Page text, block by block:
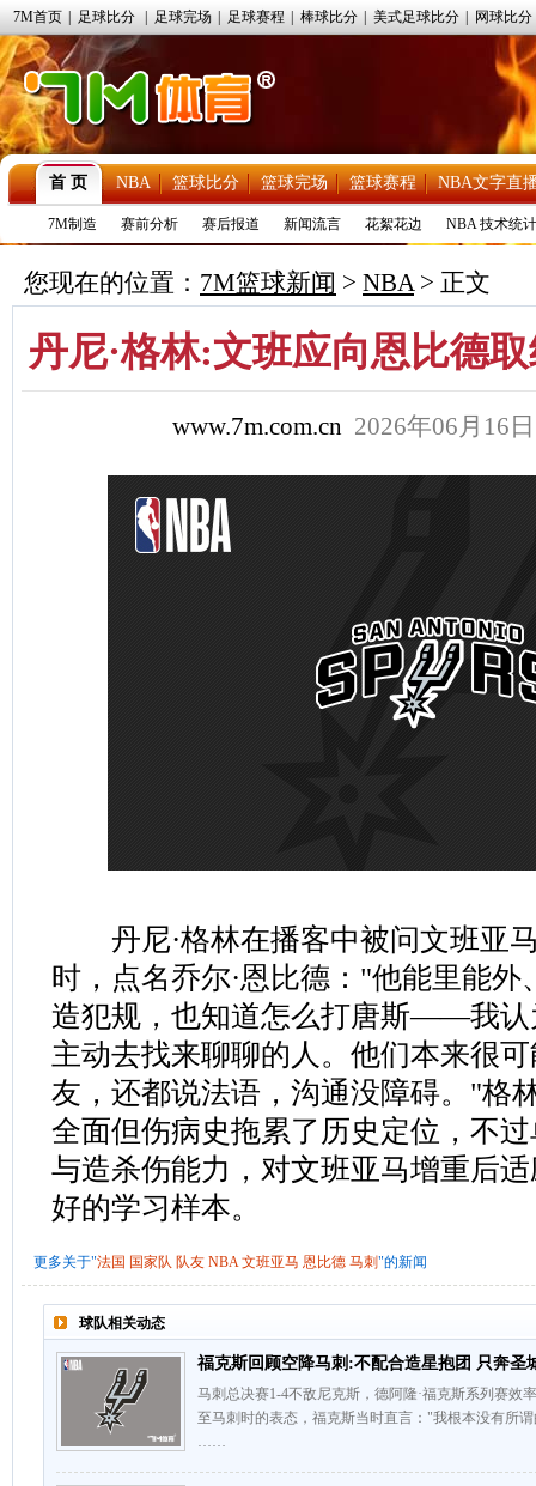
7M首页 足球比分 足球完场 足球赛程 棒球比分 美式足球比分 网球比分
首 页 NBA 篮球比分 篮球完场 篮球赛程 NBA文字直
7M制造 赛前分析 赛后报道 新闻流言 花絮花边 NBA 技术统计
您现在的位置： 7M篮球新闻 > NBA> 正文
丹尼·格林:文班应向恩比德
www.7m.com.cn 2026年06月16
丹尼·格林在播客中被问文班亚
时，点名乔尔·恩比德："他能里能
造犯规，也知道怎么打唐斯——我认
主动去找来聊聊的人。他们本来很
友，还都说法语，沟通没障碍。"格
全面但伤病史拖累了历史定位，不
与造杀伤能力，对文班亚马增重后
好的学习样本。
更多关于"法国 国家队 队友 NBA 文班亚马 恩比德 马刺"的新闻
球队相关动态
福克斯回顾空降马刺:不配合造星抱团 只奔圣
马刺总决赛1-4不敌尼克斯，德阿隆·福克斯系列赛效
至马刺时的表态，福克斯当时直言："我根本没有所
……